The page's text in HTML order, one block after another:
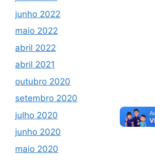
junho 2022
maio 2022
abril 2022
abril 2021
outubro 2020
setembro 2020
julho 2020
junho 2020
maio 2020